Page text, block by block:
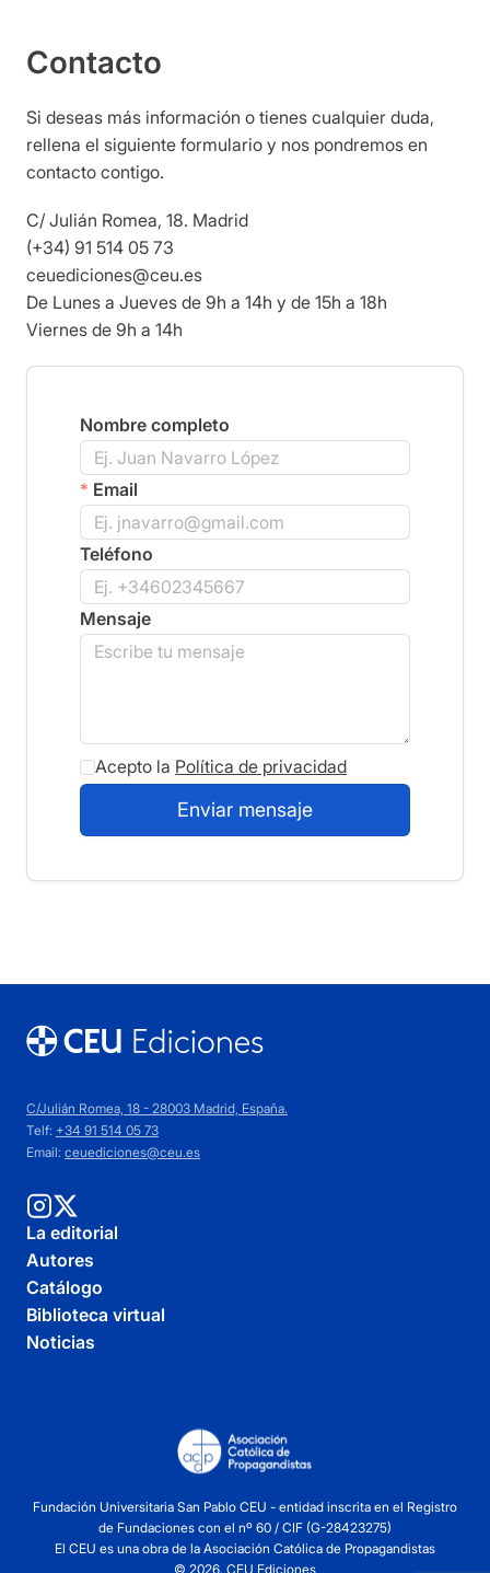
Contacto
Si deseas más información o tienes cualquier duda,
rellena el siguiente formulario y nos pondremos en
contacto contigo.
C/ Julián Romea, 18. Madrid
(+34) 91 514 05 73
ceuediciones@ceu.es
De Lunes a Jueves de 9h a 14h y de 15h a 18h
Viernes de 9h a 14h
Nombre completo
* Email
Teléfono
Mensaje
Acepto la Política de privacidad
C/Julián Romea, 18 - 28003 Madrid, España.
Telf: +34 91 514 05 73
Email: ceuediciones@ceu.es
La editorial
Autores
Catálogo
Biblioteca virtual
Noticias
Fundación Universitaria San Pablo CEU - entidad inscrita en el Registro
de Fundaciones con el nº 60 / CIF (G-28423275)
El CEU es una obra de la Asociación Católica de Propagandistas
© 2026. CEU Ediciones